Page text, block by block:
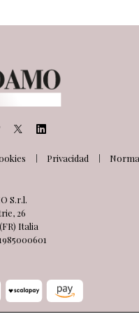
Privacidad
S.r.l.
26
Italia